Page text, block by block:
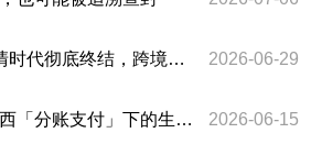
巴西税务+公路警察联手：灰清时代彻底终结，跨境卖家如何守住利润 2026-06-29
关税免了，但现金流紧了？巴西「分账支付」下的生存指南 2026-06-15